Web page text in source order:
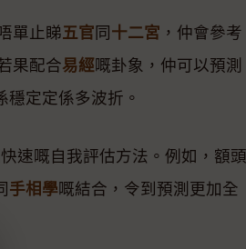
單止睇五官 同 十二宮 ，仲會參考
果配合易經嘅卦象，仲可以預測
定定係多波折。
速嘅自我評估方法。例如，額頭
手相學嘅結合，令到預測更加全